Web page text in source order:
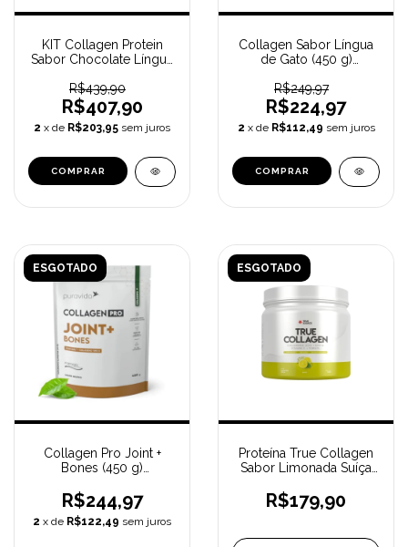
KIT Collagen Protein
Sabor Chocolate Língua
Supercoffee Vanilla Latte
(220g) + Creatina
Monohidratada (
R$439,90
R$407,90
2 x de R$203,95 sem juros
Collagen Sabor Língua
de Gato (450 g)
R$249,97
R$224,97
2 x de R$112,49 sem juros
ESGOTADO
Collagen Pro Joint +
Bones (450 g)
R$244,97
2 x de R$122,49 sem juros
ESGOTADO
Proteína True Collagen
Sabor Limonada Suíça
R$179,90